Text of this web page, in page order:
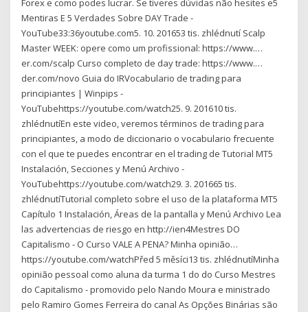
Forex e como podes lucrar. Se tiveres dúvidas não hesites e5
Mentiras E 5 Verdades Sobre DAY Trade -
YouTube33:36youtube.com5. 10. 201653 tis. zhlédnutí Scalp
Master WEEK: opere como um profissional: https://www.…
er.com/scalp Curso completo de day trade: https://www.…
der.com/novo Guia do IRVocabulario de trading para
principiantes | Winpips -
YouTubehttps://youtube.com/watch25. 9. 201610 tis.
zhlédnutíEn este video, veremos términos de trading para
principiantes, a modo de diccionario o vocabulario frecuente
con el que te puedes encontrar en el trading de Tutorial MT5
Instalación, Secciones y Menú Archivo -
YouTubehttps://youtube.com/watch29. 3. 201665 tis.
zhlédnutíTutorial completo sobre el uso de la plataforma MT5
Capítulo 1 Instalación, Áreas de la pantalla y Menú Archivo Lea
las advertencias de riesgo en http://ien4Mestres DO
Capitalismo - O Curso VALE A PENA? Minha opinião…
https://youtube.com/watchPřed 5 měsíci13 tis. zhlédnutíMinha
opinião pessoal como aluna da turma 1 do do Curso Mestres
do Capitalismo - promovido pelo Nando Moura e ministrado
pelo Ramiro Gomes Ferreira do canal As Opções Binárias são